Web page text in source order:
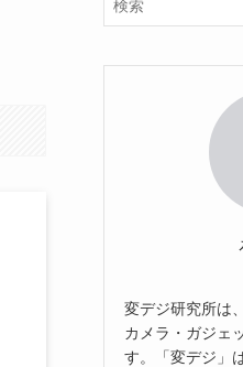
変デジ研究所は
カメラ・ガジェ
す。「変デジ」